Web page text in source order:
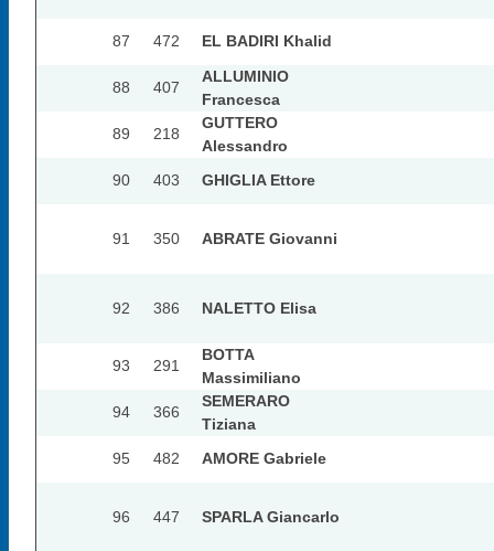
87 472 EL BADIRI Khalid
88 407
ALLUMINIO
Francesca
89
218
GUTTERO
Alessandro
90
403 GHIGLIA Ettore
91 350 ABRATE Giovanni
92 386 NALETTO Elisa
93 291
BOTTA
Massimiliano
94
366
SEMERARO
Tiziana
95
482 AMORE Gabriele
96 447 SPARLA Giancarlo